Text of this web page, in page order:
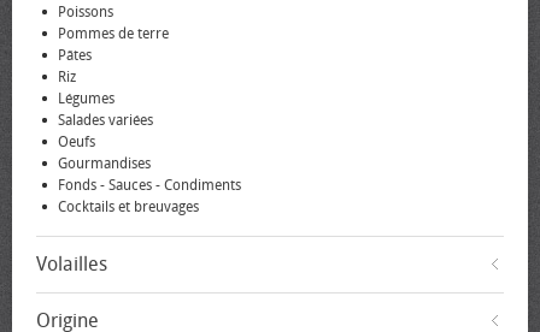
Poissons
Pommes de terre
Pâtes
Riz
Légumes
Salades variées
Oeufs
Gourmandises
Fonds - Sauces - Condiments
Cocktails et breuvages
Volailles
Origine